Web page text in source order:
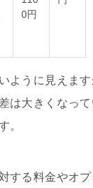
0円
ように見えま
は大きくなっ
。
する料金やオ